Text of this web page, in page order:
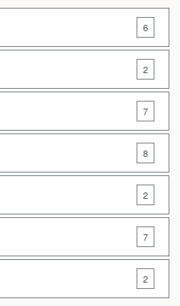
6
2
7
8
2
7
2